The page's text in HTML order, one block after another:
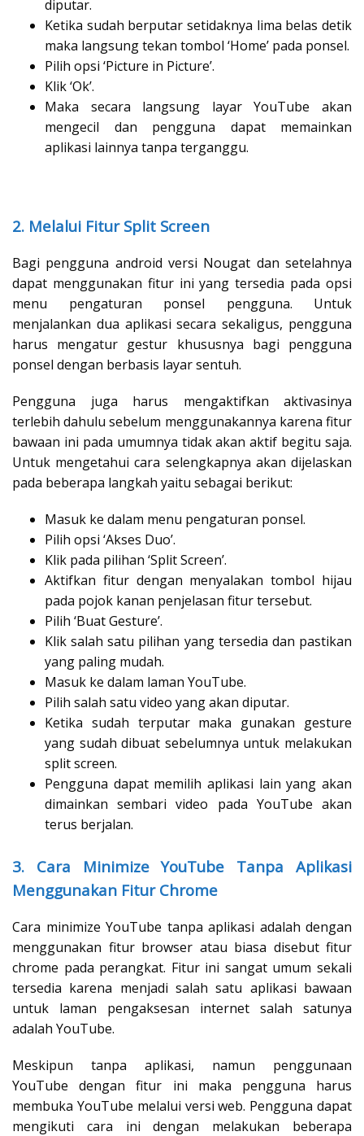
diputar.
Ketika sudah berputar setidaknya lima belas detik
maka langsung tekan tombol ‘Home’ pada ponsel.
Pilih opsi ‘Picture in Picture’.
Klik ‘Ok’.
Maka secara langsung layar YouTube akan
mengecil dan pengguna dapat memainkan
aplikasi lainnya tanpa terganggu.
2. Melalui Fitur Split Screen
Bagi pengguna android versi Nougat dan setelahnya
dapat menggunakan fitur ini yang tersedia pada opsi
menu pengaturan ponsel pengguna. Untuk
menjalankan dua aplikasi secara sekaligus, pengguna
harus mengatur gestur khususnya bagi pengguna
ponsel dengan berbasis layar sentuh.
Pengguna juga harus mengaktifkan aktivasinya
terlebih dahulu sebelum menggunakannya karena fitur
bawaan ini pada umumnya tidak akan aktif begitu saja.
Untuk mengetahui cara selengkapnya akan dijelaskan
pada beberapa langkah yaitu sebagai berikut:
Masuk ke dalam menu pengaturan ponsel.
Pilih opsi ‘Akses Duo’.
Klik pada pilihan ‘Split Screen’.
Aktifkan fitur dengan menyalakan tombol hijau
pada pojok kanan penjelasan fitur tersebut.
Pilih ‘Buat Gesture’.
Klik salah satu pilihan yang tersedia dan pastikan
yang paling mudah.
Masuk ke dalam laman YouTube.
Pilih salah satu video yang akan diputar.
Ketika sudah terputar maka gunakan gesture
yang sudah dibuat sebelumnya untuk melakukan
split screen.
Pengguna dapat memilih aplikasi lain yang akan
dimainkan sembari video pada YouTube akan
terus berjalan.
3. Cara Minimize YouTube Tanpa Aplikasi
Menggunakan Fitur Chrome
Cara minimize YouTube tanpa aplikasi adalah dengan
menggunakan fitur browser atau biasa disebut fitur
chrome pada perangkat. Fitur ini sangat umum sekali
tersedia karena menjadi salah satu aplikasi bawaan
untuk laman pengaksesan internet salah satunya
adalah YouTube.
Meskipun tanpa aplikasi, namun penggunaan
YouTube dengan fitur ini maka pengguna harus
membuka YouTube melalui versi web. Pengguna dapat
mengikuti cara ini dengan melakukan beberapa